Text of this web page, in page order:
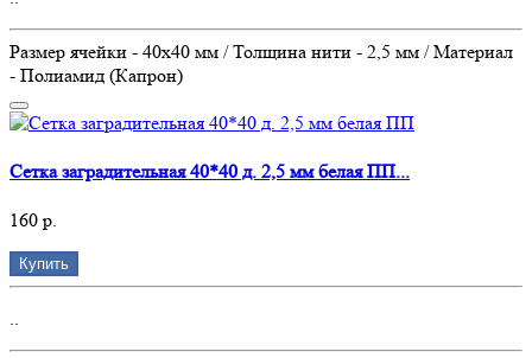
Размер ячейки - 40х40 мм / Толщина нити - 2,5 мм / Материал
- Полиамид (Капрон)
Сетка заградительная 40*40 д. 2,5 мм белая ПП...
160 р.
Купить
..